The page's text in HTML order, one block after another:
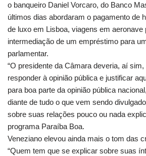
o banqueiro Daniel Vorcaro, do Banco
últimos dias abordaram o pagamento de
de luxo em Lisboa, viagens em aeronave
intermediação de um empréstimo para
parlamentar.
“O presidente da Câmara deveria, aí
responder à opinião pública e justificar
para boa parte da opinião pública
diante de tudo o que vem sendo
sobre suas relações pouco ou nada
programa Paraíba Boa.
Veneziano elevou ainda mais o tom das
“Quem tem que se explicar sobre suas